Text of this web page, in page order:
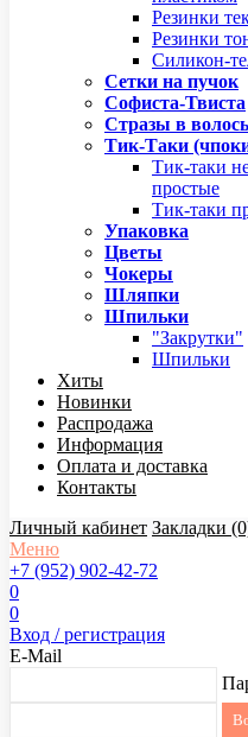
Резинки
Резинки
Силикон-
Сетки на пучок
Софиста-Твиста
Стразы в
Тик-Таки
Тик-таки
простые
Тик-таки
Упаковка
Цветы
Чокеры
Шляпки
Шпильки
"Закрутки"
Шпильки
Хиты
Новинки
Распродажа
Информация
Оплата и доставка
Контакты
Личный кабинет Закладки
Меню
+7 (952) 902-42-72
0
0
Вход / регистрация
E-Mail